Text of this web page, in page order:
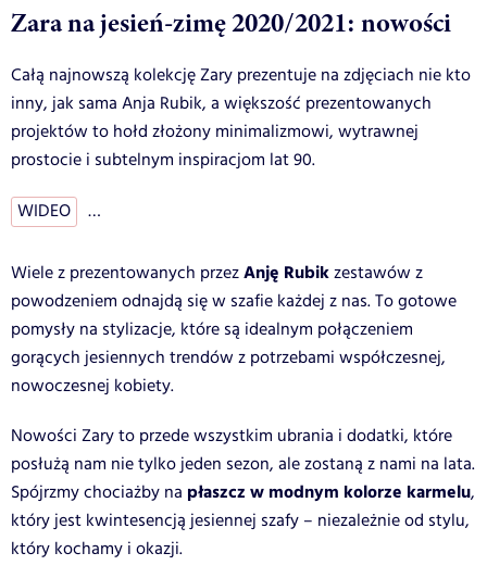
Zara na jesień-zimę 2020/2021: nowości
Całą najnowszą kolekcję Zary prezentuje na zdjęciach nie kto
inny, jak sama Anja Rubik, a większość prezentowanych
projektów to hołd złożony minimalizmowi, wytrawnej
prostocie i subtelnym inspiracjom lat 90.
WIDEO …
Wiele z prezentowanych przezAnję Rubikzestawów z
powodzeniem odnajdą się w szafie każdej z nas. To gotowe
pomysły na stylizacje, które są idealnym połączeniem
gorących jesiennych trendów z potrzebami współczesnej,
nowoczesnej kobiety.
Nowości Zary to przede wszystkim ubrania i dodatki, które
posłużą nam nie tylko jeden sezon, ale zostaną z nami na lata.
Spójrzmy chociażby na płaszcz w modnym kolorze karmelu,
który jest kwintesencją jesiennej szafy – niezależnie od stylu,
który kochamy i okazji.